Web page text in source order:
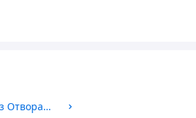
Плівка Чорна для Полуниці з Отворами (30*25см) Стабілізована на 2-3 роки, 1200мм*500м*40мкм